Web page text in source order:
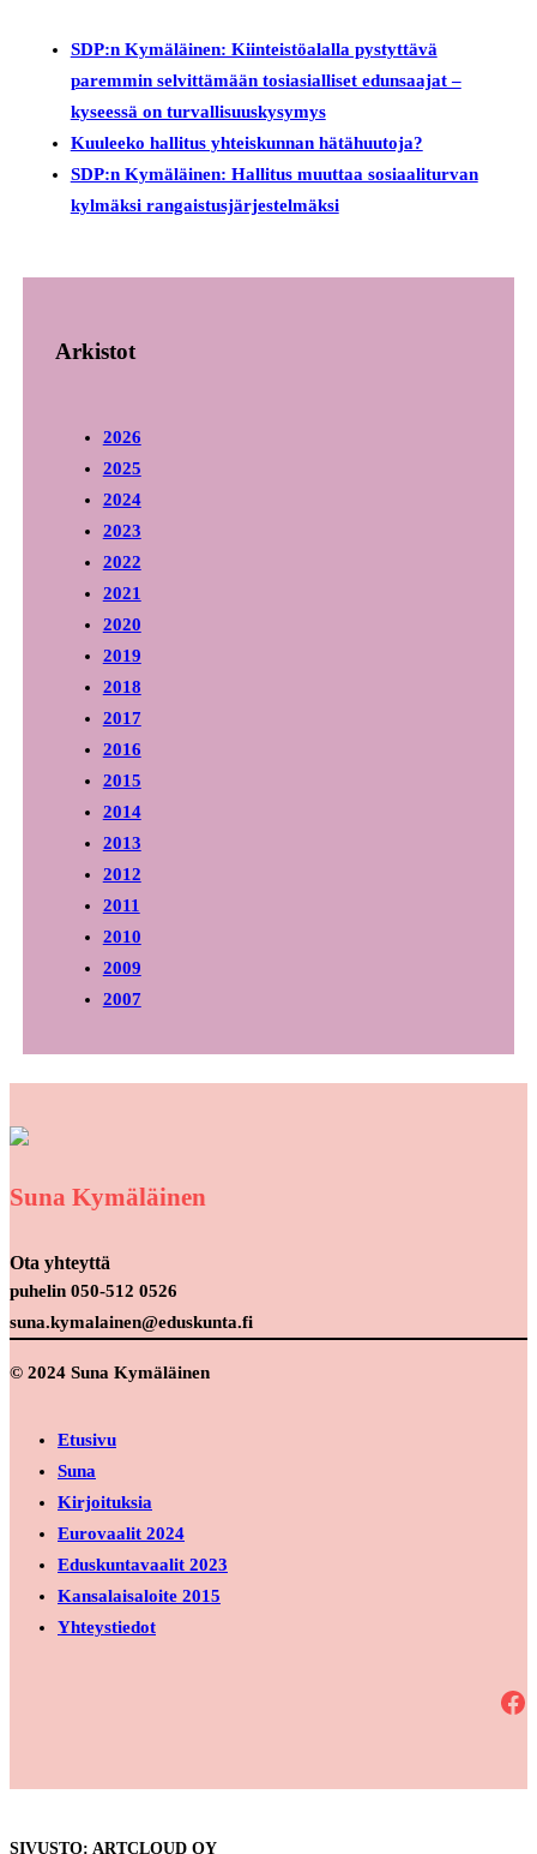
SDP:n Kymäläinen: Kiinteistöalalla pystyttävä
paremmin selvittämään tosiasialliset edunsaajat –
kyseessä on turvallisuuskysymys
Kuuleeko hallitus yhteiskunnan hätähuutoja?
SDP:n Kymäläinen: Hallitus muuttaa sosiaaliturvan
kylmäksi rangaistusjärjestelmäksi
Arkistot
2026
2025
2024
2023
2022
2021
2020
2019
2018
2017
2016
2015
2014
2013
2012
2011
2010
2009
2007
Suna Kymäläinen
Ota yhteyttä
puhelin 050-512 0526
suna.kymalainen@eduskunta.fi
© 2024 Suna Kymäläinen
Etusivu
Suna
Kirjoituksia
Eurovaalit 2024
Eduskuntavaalit 2023
Kansalaisaloite 2015
Yhteystiedot
Facebook
SIVUSTO: ARTCLOUD OY